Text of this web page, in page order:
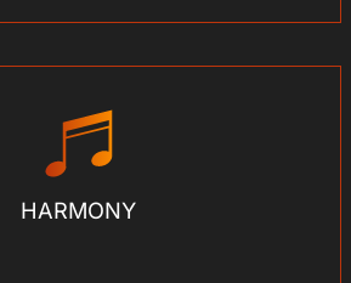
HARMONY